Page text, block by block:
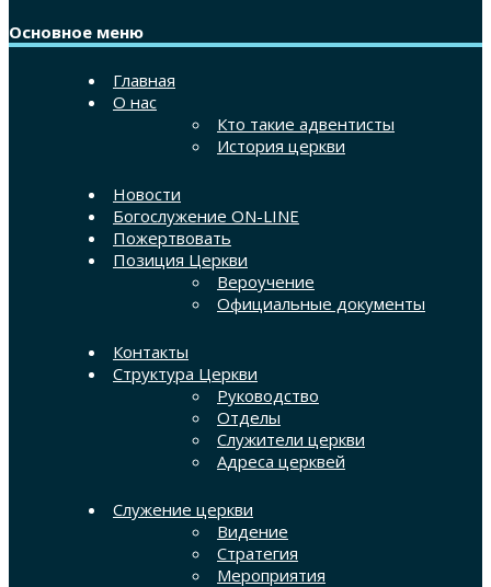
Основное меню
Главная
О нас
Кто такие адвентисты
История церкви
Новости
Богослужение ON-LINE
Пожертвовать
Позиция Церкви
Вероучение
Официальные документы
Контакты
Структура Церкви
Руководство
Отделы
Служители церкви
Адреса церквей
Служение церкви
Видение
Стратегия
Мероприятия